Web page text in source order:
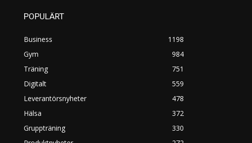
POPULÄRT
Business
1198
Gym
984
Träning
751
Digitalt
559
Leverantörsnyheter
478
Hälsa
372
Gruppträning
330